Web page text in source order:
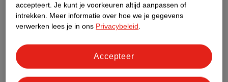
Productinformatie
Nature Impact Score
accepteert. Je kunt je voorkeuren altijd aanpassen of
intrekken. Meer informatie over hoe we je gegevens
verwerken lees je in ons Privacybeleid.
Accepteer